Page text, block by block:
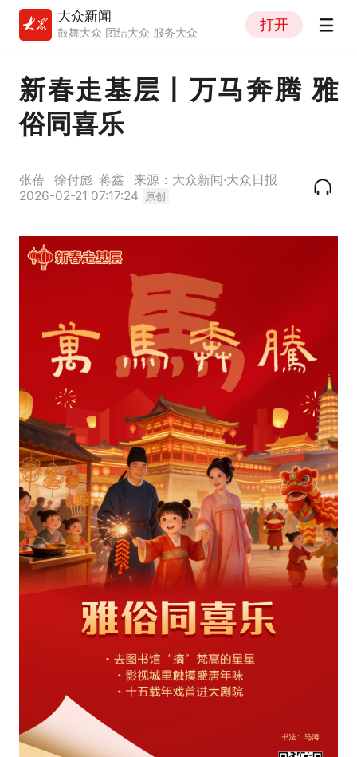
大众新闻
鼓舞大众 团结大众 服务大众
打开
新春走基层丨万马奔腾 雅
俗同喜乐
张蓓 徐付彪 蒋鑫
来源：大众新闻·大众日报
2026-02-21 07:17:24
原创